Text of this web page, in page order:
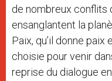
de nombreux conflits
ensanglantent la
Paix, qu’il donne paix
choisie pour venir
reprise du dialogue